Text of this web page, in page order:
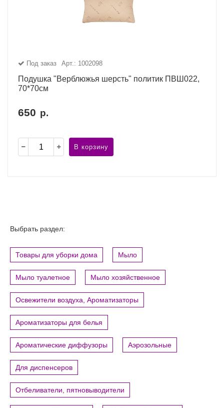
Под заказ Арт.: 1002098
Подушка "Верблюжья шерсть" политик ПВШ022,
70*70см
650 р.
В корзину
Выбрать раздел:
Товары для уборки дома Мыло
Мыло туалетное Мыло хозяйственное
Освежители воздуха, Ароматизаторы
Ароматизаторы для белья
Ароматические диффузоры Аэрозольные
Для диспенсеров
Отбеливатели, пятновыводители